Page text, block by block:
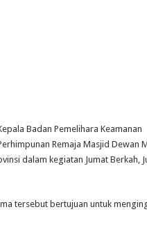
Badan Pemelihara Keamanan
Remaja Masjid Dewan
dalam kegiatan Jumat Berkah,
tersebut bertujuan untuk